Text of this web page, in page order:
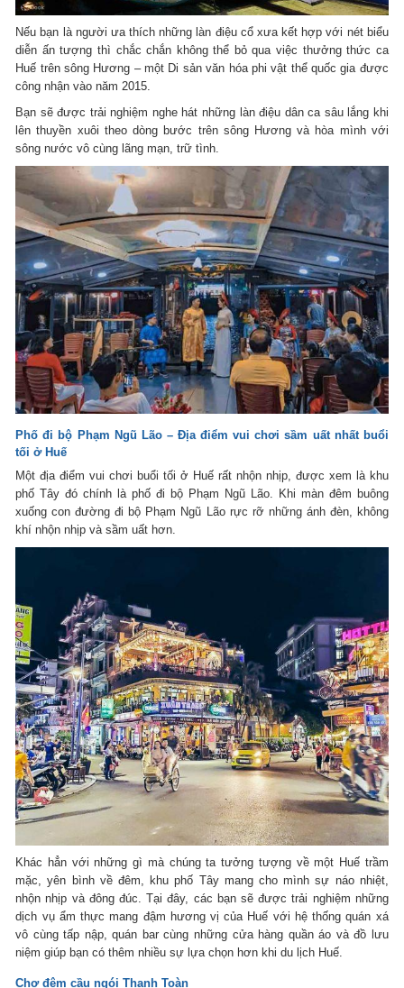
Nếu bạn là người ưa thích những làn điệu cổ xưa kết hợp với nét biểu
diễn ấn tượng thì chắc chắn không thể bỏ qua việc thưởng thức ca
Huế trên sông Hương – một Di sản văn hóa phi vật thể quốc gia được
công nhận vào năm 2015.
Bạn sẽ được trải nghiệm nghe hát những làn điệu dân ca sâu lắng khi
lên thuyền xuôi theo dòng bước trên sông Hương và hòa mình với
sông nước vô cùng lãng mạn, trữ tình.
Phố đi bộ Phạm Ngũ Lão – Địa điểm vui chơi sầm uất nhất buổi
tối ở Huế
Một địa điểm vui chơi buổi tối ở Huế rất nhộn nhịp, được xem là khu
phố Tây đó chính là phố đi bộ Phạm Ngũ Lão. Khi màn đêm buông
xuống con đường đi bộ Phạm Ngũ Lão rực rỡ những ánh đèn, không
khí nhộn nhịp và sầm uất hơn.
Khác hẳn với những gì mà chúng ta tưởng tượng về một Huế trầm
mặc, yên bình về đêm, khu phố Tây mang cho mình sự náo nhiệt,
nhộn nhịp và đông đúc. Tại đây, các bạn sẽ được trải nghiệm những
dịch vụ ẩm thực mang đậm hương vị của Huế với hệ thống quán xá
vô cùng tấp nập, quán bar cùng những cửa hàng quần áo và đồ lưu
niệm giúp bạn có thêm nhiều sự lựa chọn hơn khi du lịch Huế.
Chợ đêm cầu ngói Thanh Toàn